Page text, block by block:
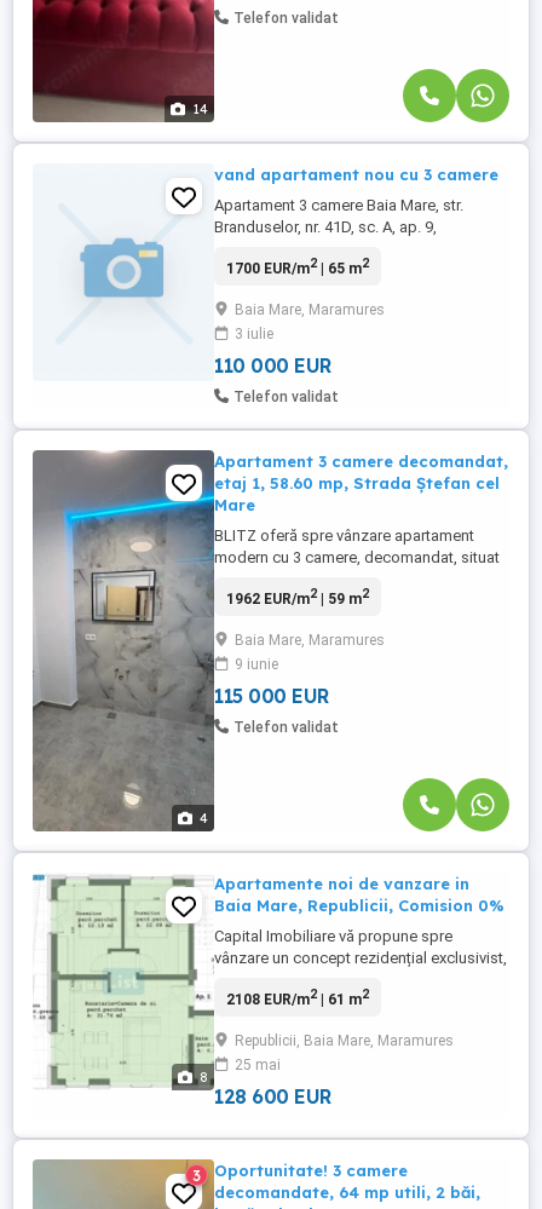
14
Telefon validat
vand apartament nou cu 3 camere
Apartament 3 camere Baia Mare, str.
Branduselor, nr. 41D, sc. A, ap. 9,
apartamente), etaj 1, 2 locuri de parcare in
bariera acces (nr. 16-17), finisat (parchet,
uși, gresie faianță, cada, vas wc, lavabil
alb, etc), integral cu încălzire ...
1700 EUR/m2| 65 m2
Baia Mare, Maramures
3 iulie
110 000 EUR
Telefon validat
4
Apartament 3 camere decomandat,
etaj 1, 58.60 mp, Strada Ștefan cel
Mare
BLITZ oferă spre vânzare apartament
modern cu 3 camere, decomandat, situat
Ștefan cel Mare. Locuința are o suprafață
ideal pentru relaxare și confortul de zi cu
zi. Apartamentul se predă finisat, pregătit
pentru mutare, ...
1962 EUR/m2| 59 m2
Baia Mare, Maramures
9 iunie
115 000 EUR
Telefon validat
8
Apartamente noi de vanzare in
Baia Mare, Republicii, Comision 0%
Capital Imobiliare vă propune spre
vânzare un concept rezidențial exclusivist,
din Baia Mare, în proximitatea Catedralei
boutique, cu un regim de înălțime P+4,
oferă un grad ridicat de intimitate,
cuprinzând un număr limitat ...
2108 EUR/m2| 61 m2
Republicii, Baia Mare, Maramures
25 mai
128 600 EUR
3
Oportunitate! 3 camere
decomandate, 64 mp utili, 2 băi,